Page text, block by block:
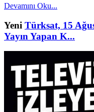
Devamını Oku...
Yeni Türksat, 15
Yayın Yapan K...